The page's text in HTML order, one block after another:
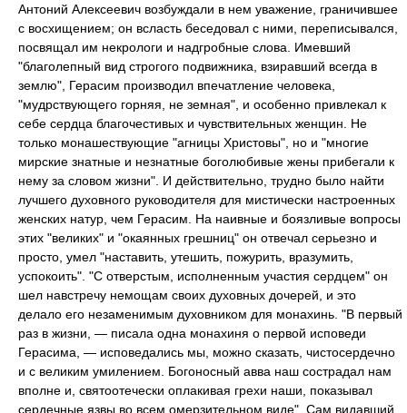
Антоний Алексеевич возбуждали в нем уважение, граничившее
с восхищением; он всласть беседовал с ними, переписывался,
посвящал им некрологи и надгробные слова. Имевший
"благолепный вид строгого подвижника, взиравший всегда в
землю", Герасим производил впечатление человека,
"мудрствующего горняя, не земная", и особенно привлекал к
себе сердца благочестивых и чувствительных женщин. Не
только монашествующие "агницы Христовы", но и "многие
мирские знатные и незнатные боголюбивые жены прибегали к
нему за словом жизни". И действительно, трудно было найти
лучшего духовного руководителя для мистически настроенных
женских натур, чем Герасим. На наивные и боязливые вопросы
этих "великих" и "окаянных грешниц" он отвечал серьезно и
просто, умел "наставить, утешить, пожурить, вразумить,
успокоить". "С отверстым, исполненным участия сердцем" он
шел навстречу немощам своих духовных дочерей, и это
делало его незаменимым духовником для монахинь. "В первый
раз в жизни, — писала одна монахиня о первой исповеди
Герасима, — исповедались мы, можно сказать, чистосердечно
и с великим умилением. Богоносный авва наш сострадал нам
вполне и, святоотечески оплакивая грехи наши, показывал
сердечные язвы во всем омерзительном виде". Сам видавший